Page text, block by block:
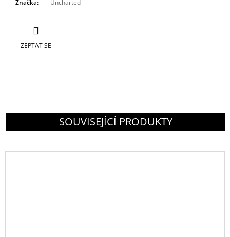
Značka: Uncharted
ZEPTAT SE
SOUVISEJÍCÍ PRODUKTY